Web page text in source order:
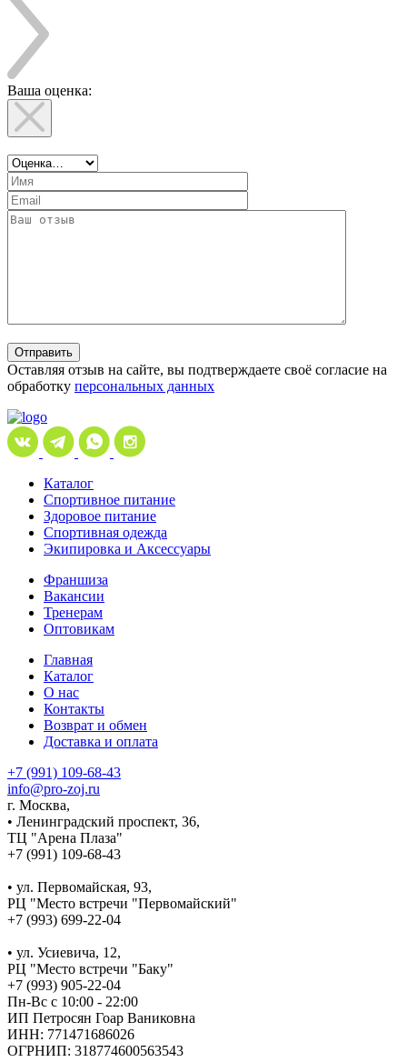
Ваша оценка:
Отправить
Оставляя отзыв на сайте, вы подтверждаете своё согласие на
обработку персональных данных
Каталог
Спортивное питание
Здоровое питание
Спортивная одежда
Экипировка и Аксессуары
Франшиза
Вакансии
Тренерам
Оптовикам
Главная
Каталог
О нас
Контакты
Возврат и обмен
Доставка и оплата
+7 (991) 109-68-43
info@pro-zoj.ru
г. Москва,
• Ленинградский проспект, 36,
ТЦ "Арена Плаза"
+7 (991) 109-68-43
• ул. Первомайская, 93,
РЦ "Место встречи "Первомайский"
+7 (993) 699-22-04
• ул. Усиевича, 12,
РЦ "Место встречи "Баку"
+7 (993) 905-22-04
Пн-Вс с 10:00 - 22:00
ИП Петросян Гоар Ваниковна
ИНН: 771471686026
ОГРНИП: 318774600563543